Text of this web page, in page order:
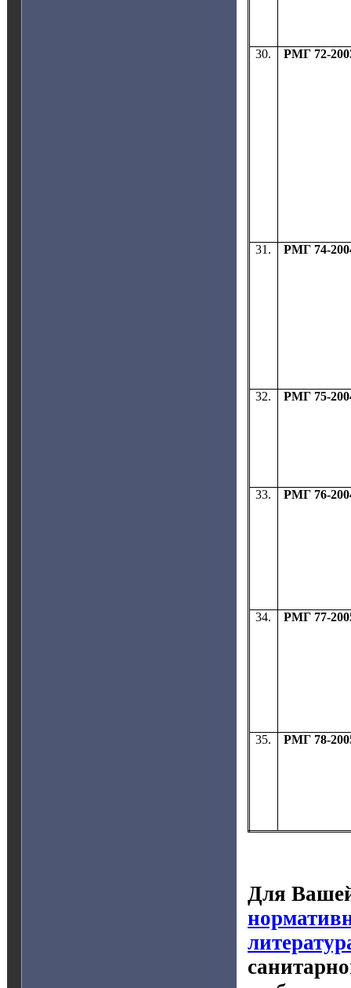
30. РМГ 72-
31. РМГ 74-
32. РМГ 75-
33. РМГ 76-
34. РМГ 77-
35. РМГ 78-
Для